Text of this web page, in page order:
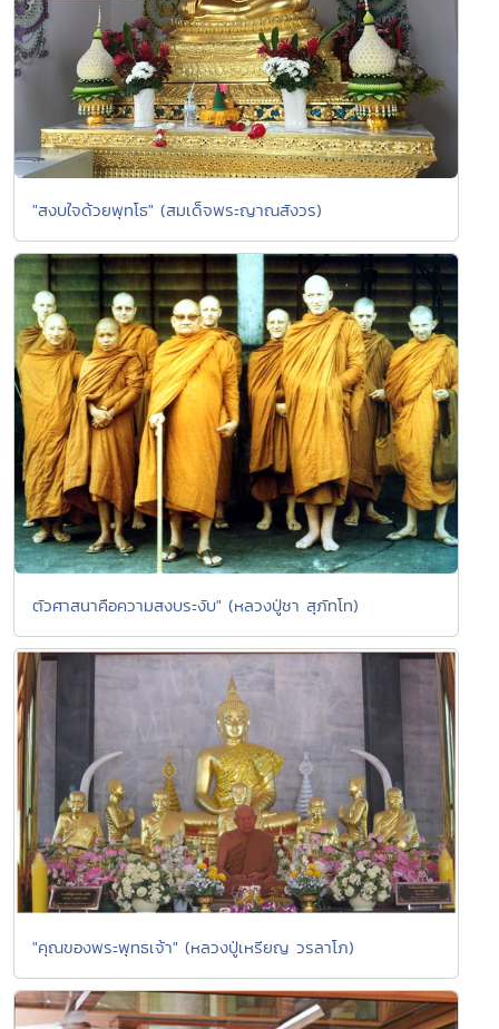
"สงบใจด้วยพุทโธ" (สมเด็จพระญาณสังวร)
ตัวศาสนาคือความสงบระงับ" (หลวงปู่ชา สุภัทโท)
"คุณของพระพุทธเจ้า" (หลวงปู่เหรียญ วรลาโภ)